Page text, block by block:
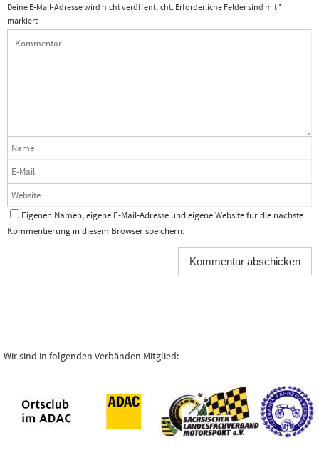
Deine E-Mail-Adresse wird nicht veröffentlicht. Erforderliche Felder sind mit*
markiert
Eigenen Namen, eigene E-Mail-Adresse und eigene Website für die nächste
Kommentierung in diesem Browser speichern.
Wir sind in folgenden Verbänden Mitglied: